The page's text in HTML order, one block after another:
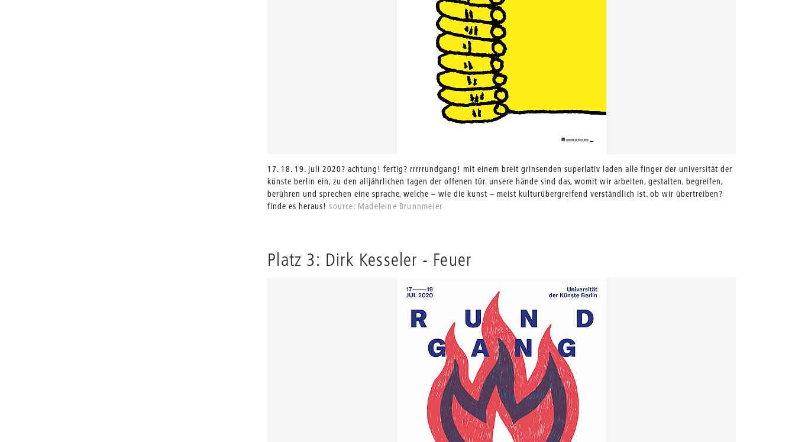
17. 18. 19. juli 2020? achtung! fertig? rrrrrundgang! mit einem breit grinsenden superlativ laden alle finger der universität der
künste berlin ein, zu den alljährlichen tagen der offenen tür. unsere hände sind das, womit wir arbeiten, gestalten, begreifen,
berühren und sprechen eine sprache, welche – wie die kunst – meist kulturübergreifend verständlich ist. ob wir übertreiben?
finde es heraus! source: Madeleine Brunnmeier
Platz 3: Dirk Kesseler - Feuer